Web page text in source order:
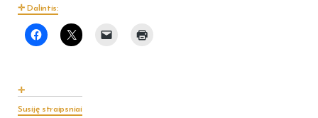
Dalintis:
Susiję straipsniai